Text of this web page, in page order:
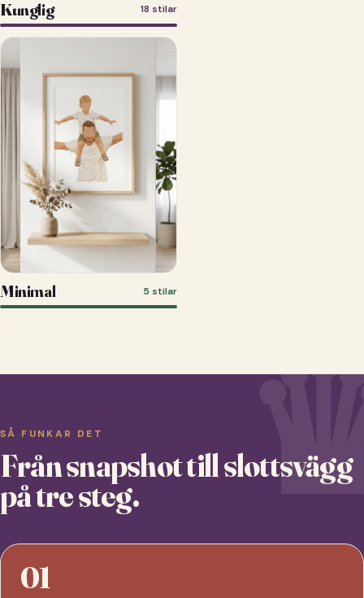
Kunglig 18 stilar
Minimal 5 stilar
SÅ FUNKAR DET
Från snapshot till slottsvägg
på tre steg.
01